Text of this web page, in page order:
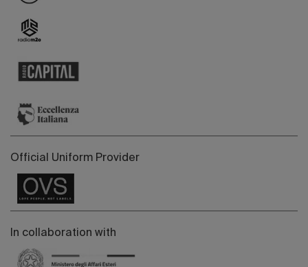
Official Uniform Provider
In collaboration with